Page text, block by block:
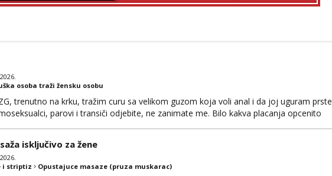
osoba traži žensku osobu
trenutno na krku, tražim curu sa velikom guzom koja voli anal i da joj uguram prste
parovi i transiči odjebite, ne zanimate me. Bilo kakva placanja opcenito
isključivo za žene
i striptiz Opustajuce masaze (pruza muskarac)